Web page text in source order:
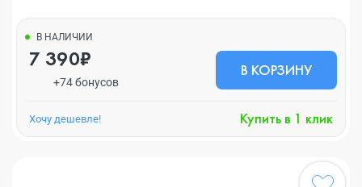
В НАЛИЧИИ
7 390₽
+74 бонусов
В КОРЗИНУ
Хочу дешевле! Купить в 1 клик